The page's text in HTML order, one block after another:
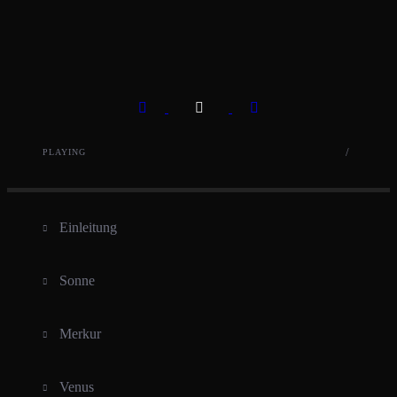
PLAYING /
Einleitung
Sonne
Merkur
Venus